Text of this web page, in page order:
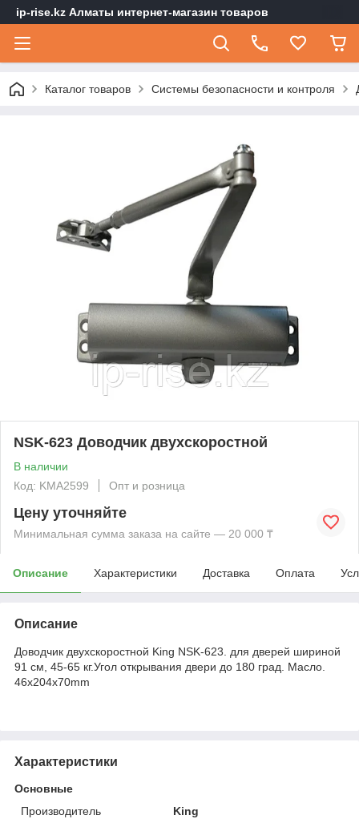
ip-rise.kz Алматы интернет-магазин товаров
Каталог товаров Системы безопасности и контроля
NSK-623 Доводчик двухскоростной
В наличии
Код: KMА2599
Опт и розница
Цену уточняйте
Минимальная сумма заказа на сайте — 20 000 ₸
Описание Характеристики Доставка Оплата
Описание
Доводчик двухскоростной King NSK-623. для дверей шириной
91 см, 45-65 кг.Угол открывания двери до 180 град. Масло.
46x204x70mm
Характеристики
Основные
Производитель
King